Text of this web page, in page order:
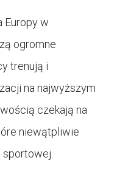
w
ogromne
trenują i
na najwyższym
czekają na
niewątpliwie
sportowej.